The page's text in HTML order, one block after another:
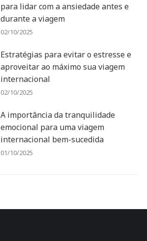
para lidar com a ansiedade antes e
durante a viagem
02/10/2025
Estratégias para evitar o estresse e
aproveitar ao máximo sua viagem
internacional
02/10/2025
A importância da tranquilidade
emocional para uma viagem
internacional bem-sucedida
01/10/2025